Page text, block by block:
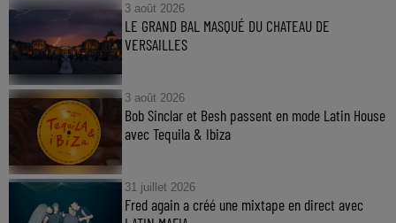
3 août 2026
LE GRAND BAL MASQUÉ DU CHATEAU DE
VERSAILLES
3 août 2026
Bob Sinclar et Besh passent en mode Latin House
avec Tequila & Ibiza
31 juillet 2026
Fred again a créé une mixtape en direct avec